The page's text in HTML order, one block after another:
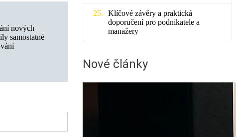
nových
samostatné
Klíčové závěry a praktická
doporučení pro podnikatele a
manažery
Nové články